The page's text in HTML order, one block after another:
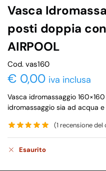
Vasca
posti doppia con
AIRPOOL
Cod. vas160
€ 0,00 iva inclusa
Vasca idromassaggio
idromassaggio sia ad acqua e
(1 recensione del
Esaurito